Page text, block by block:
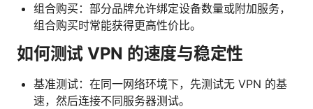
组合购买：部分品牌允许绑定设备数量或附加服务，
组合购买时常能获得更高性价比。
如何测试 VPN 的速度与稳定性
基准测试：在同一网络环境下，先测试无 VPN 的基
速，然后连接不同服务器测试。